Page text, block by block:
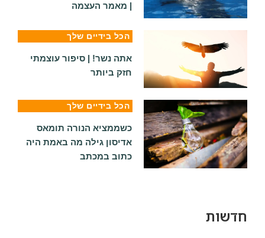
| מאמר העצמה
הכל בידיים שלך
אתה נשר! | סיפור עוצמתי
חזק ביותר
הכל בידיים שלך
כשממציא הנורה תומאס
אדיסון גילה מה באמת היה
כתוב במכתב
חדשות